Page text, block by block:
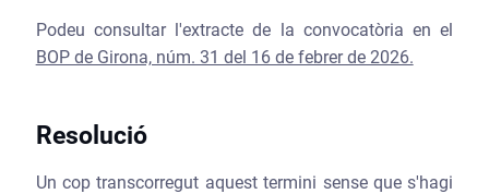
Podeu consultar l'extracte de la convocatòria en el
BOP de Girona, núm. 31 del 16 de febrer de 2026.
Resolució
Un cop transcorregut aquest termini sense que s'hagi